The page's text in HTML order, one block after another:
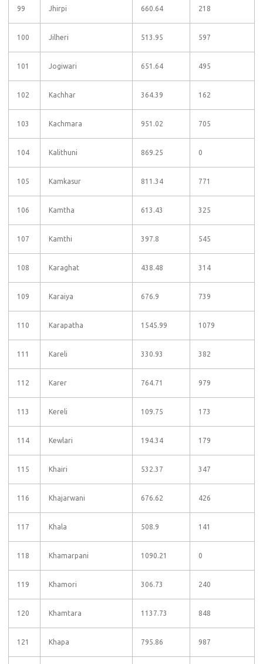
99 Jhirpi 660.64 218
100 Jilheri 513.95 597
101 Jogiwari 651.64 495
102 Kachhar 364.39 162
103 Kachmara 951.02 705
104 Kalithuni 869.25 0
105 Kamkasur 811.34 771
106 Kamtha 613.43 325
107 Kamthi 397.8 545
108 Karaghat 438.48 314
109 Karaiya 676.9 739
110 Karapatha 1545.99 1079
111 Kareli 330.93 382
112 Karer 764.71 979
113 Kereli 109.75 173
114 Kewlari 194.34 179
115 Khairi 532.37 347
116 Khajarwani 676.62 426
117 Khala 508.9 141
118 Khamarpani 1090.21 0
119 Khamori 306.73 240
120 Khamtara 1137.73 848
121 Khapa 795.86 987